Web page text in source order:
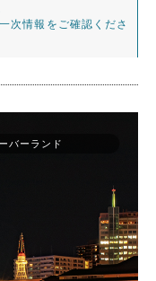
次情報をご確認くださ
バーランド